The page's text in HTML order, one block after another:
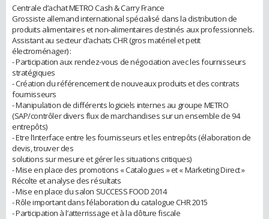
Centrale d’achat METRO Cash & Carry France
Grossiste allemand international spécialisé dans la distribution de
produits alimentaires et non-alimentaires destinés aux professionnels.
Assistant au secteur d’achats CHR (gros matériel et petit
électroménager) :
- Participation aux rendez-vous de négociation avec les fournisseurs
stratégiques
- Création du référencement de nouveaux produits et des contrats
fournisseurs
- Manipulation de différents logiciels internes au groupe METRO
(SAP/contrôler divers flux de marchandises sur un ensemble de 94
entrepôts)
- Etre l’interface entre les fournisseurs et les entrepôts (élaboration de
devis, trouver des
solutions sur mesure et gérer les situations critiques)
- Mise en place des promotions « Catalogues » et « Marketing Direct »
Récolte et analyse des résultats
- Mise en place du salon SUCCESS FOOD 2014
- Rôle important dans l’élaboration du catalogue CHR 2015
- Participation à l’atterrissage et à la clôture fiscale